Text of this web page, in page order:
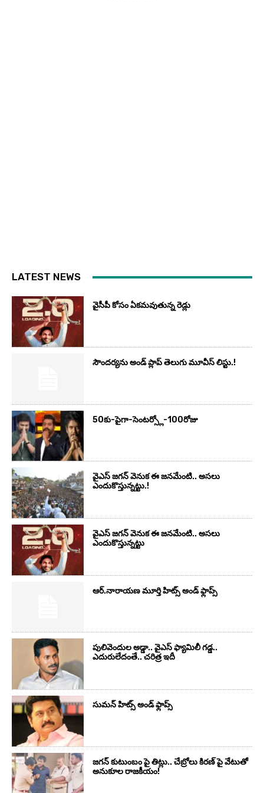
LATEST NEWS
వైసీపీ కోసం ఏక‌మ‌వుతున్న రెడ్లు
సౌందర్యను అండ్‌ ప్లాప్‌ తెలుగు మూవీస్‌ లిస్టు.!
50కు-పైగా-సెంటర్స్లో-100రోజు
వైఎస్‌ జగన్‌ వెనుక ఈ జనమేంటి.. అసలు
ఎందుకొస్తున్నట్టు.!
వైఎస్‌ జగన్‌ వెనుక ఈ జనమేంటి.. అసలు
ఎందుకొస్తున్నట్టు
ఆర్‌.నారాయ‌ణ మూర్తి హిట్స్ అండ్ ఫ్లాప్స్‌
పులివెందుల అడ్డా.. వైఎస్ ఫ్యామిలీ గడ్డ..
ఎదురులేదంతే.. చరిత్ర ఇదీ
సుమ‌న్ హిట్స్ అండ్ ఫ్లాప్స్‌
జగన్ కుటుంబం పై తిట్లు.. చేబ్రోలు కిరణ్ పై వేటుతో
అనుకూల రాజకీయం!